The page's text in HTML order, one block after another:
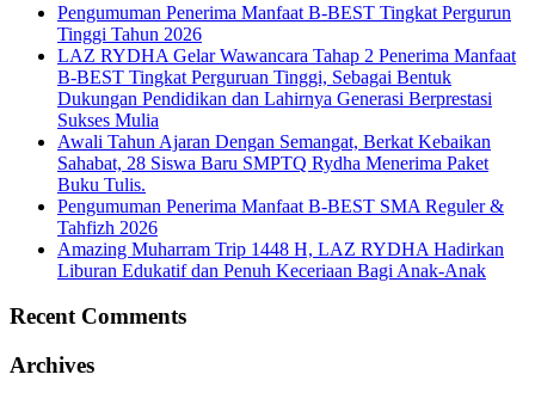
Pengumuman Penerima Manfaat B-BEST Tingkat Pergurun
Tinggi Tahun 2026
LAZ RYDHA Gelar Wawancara Tahap 2 Penerima Manfaat
B-BEST Tingkat Perguruan Tinggi, Sebagai Bentuk
Dukungan Pendidikan dan Lahirnya Generasi Berprestasi
Sukses Mulia
Awali Tahun Ajaran Dengan Semangat, Berkat Kebaikan
Sahabat, 28 Siswa Baru SMPTQ Rydha Menerima Paket
Buku Tulis.
Pengumuman Penerima Manfaat B-BEST SMA Reguler &
Tahfizh 2026
Amazing Muharram Trip 1448 H, LAZ RYDHA Hadirkan
Liburan Edukatif dan Penuh Keceriaan Bagi Anak-Anak
Recent Comments
Archives